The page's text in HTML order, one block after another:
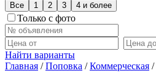
Все 1 2 3 4 и более
Только с фото
Найти варианты
Главная /Поповка /Коммерческая /